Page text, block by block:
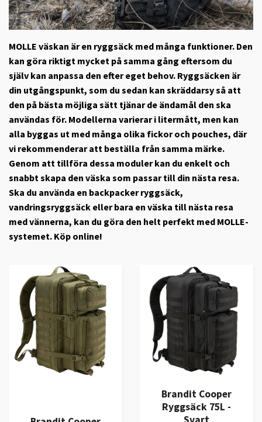
MOLLE väskan är en ryggsäck med många funktioner. Den
kan göra riktigt mycket på samma gång eftersom du
själv kan anpassa den efter eget behov. Ryggsäcken är
din utgångspunkt, som du sedan kan skräddarsy så att
den på bästa möjliga sätt tjänar de ändamål den ska
användas för. Modellerna varierar i litermått, men kan
alla byggas ut med många olika fickor och pouches, där
vi rekommenderar att beställa från samma märke.
Genom att tillföra dessa moduler kan du enkelt och
snabbt skapa den väska som passar till din nästa resa.
Ska du använda en backpacker ryggsäck,
vandringsryggsäck eller bara en väska till nästa resa
med vännerna, kan du göra den helt perfekt med MOLLE-
systemet. Köp online!
Brandit Cooper
Ryggsäck 75L -